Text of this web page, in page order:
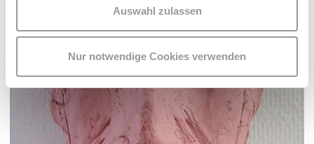
Auswahl zulassen
Nur notwendige Cookies verwenden